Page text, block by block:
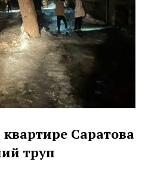
Саратова
труп